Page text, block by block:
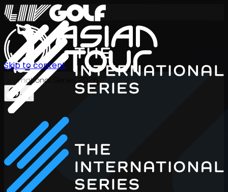
International Series 2026
KO
Skip to content